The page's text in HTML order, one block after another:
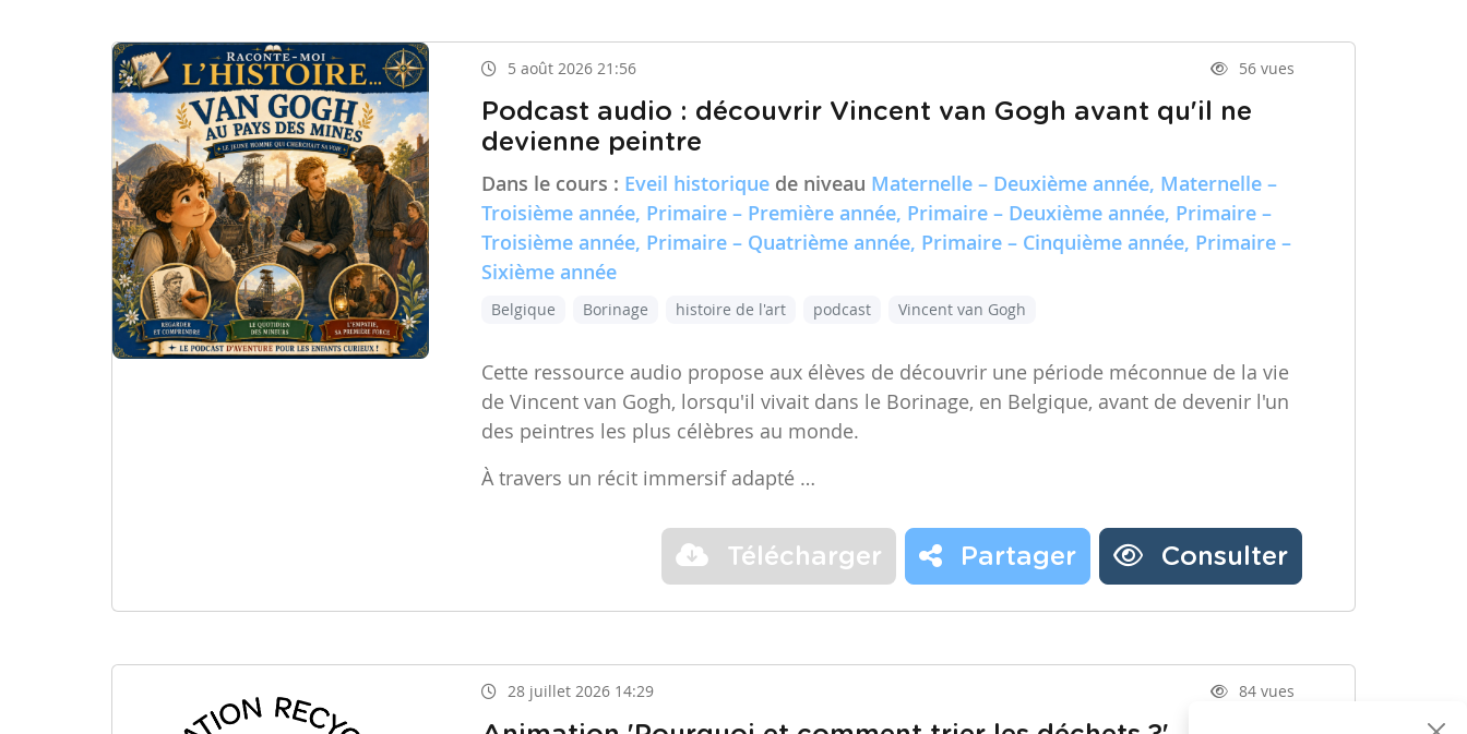
5 août 2026 21:56 56 vues
Podcast audio : découvrir Vincent van Gogh avant qu'il ne
devienne peintre
Dans le cours : Eveil historique de niveau Maternelle – Deuxième année, Maternelle –
Troisième année, Primaire – Première année, Primaire – Deuxième année, Primaire –
Troisième année, Primaire – Quatrième année, Primaire – Cinquième année, Primaire –
Sixième année
Belgique Borinage histoire de l'art podcast Vincent van Gogh
Cette ressource audio propose aux élèves de découvrir une période méconnue de la vie
de Vincent van Gogh, lorsqu'il vivait dans le Borinage, en Belgique, avant de devenir l'un
des peintres les plus célèbres au monde.
À travers un récit immersif adapté …
Télécharger Partager Consulter
28 juillet 2026 14:29 84 vues